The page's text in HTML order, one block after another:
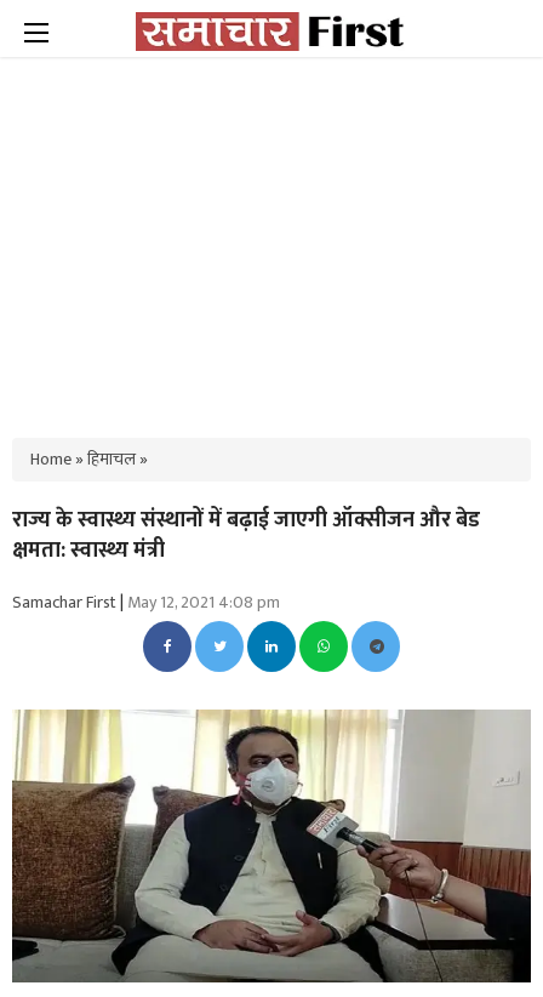
Home»हिमाचल»
राज्य के स्वास्थ्य संस्थानों में बढ़ाई जाएगी ऑक्सीजन और बेड
क्षमता: स्वास्थ्य मंत्री
Samachar First| May 12, 2021 4:08 pm